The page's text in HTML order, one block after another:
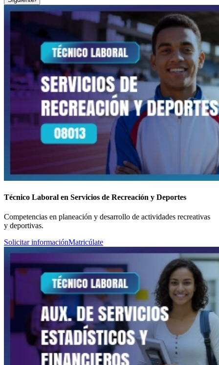
Técnico Laboral en Servicios de Recreación y Deportes
Competencias en planeación y desarrollo de actividades recreativas
y deportivas.
Solicitar informaciónMatricúlate